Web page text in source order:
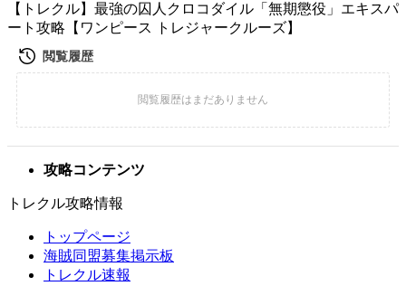
【トレクル】最強の囚人クロコダイル「無期懲役」エキスパ
ート攻略【ワンピース トレジャークルーズ】
攻略コンテンツ
トレクル攻略情報
トップページ
海賊同盟募集掲示板
トレクル速報